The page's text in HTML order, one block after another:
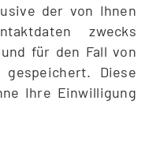
der von Ihnen
zwecks
für den Fall von
gespeichert. Diese
Ihre Einwilligung